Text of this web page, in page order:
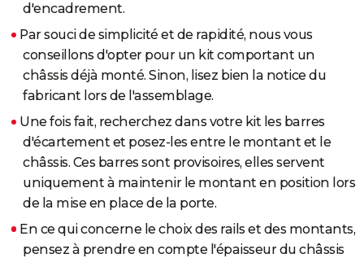
d'encadrement.
Par souci de simplicité et de rapidité, nous vous
conseillons d'opter pour un kit comportant un
châssis déjà monté. Sinon, lisez bien la notice du
fabricant lors de l'assemblage.
Une fois fait, recherchez dans votre kit les barres
d'écartement et posez-les entre le montant et le
châssis. Ces barres sont provisoires, elles servent
uniquement à maintenir le montant en position lors
de la mise en place de la porte.
En ce qui concerne le choix des rails et des montants,
pensez à prendre en compte l'épaisseur du châssis